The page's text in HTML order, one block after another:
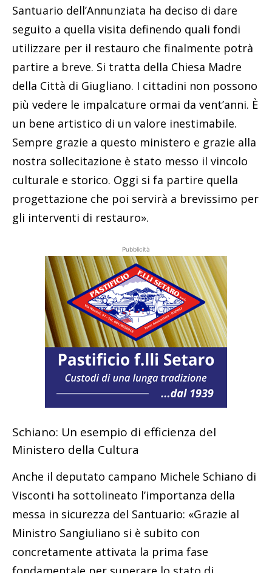
Santuario dell’Annunziata ha deciso di dare
seguito a quella visita definendo quali fondi
utilizzare per il restauro che finalmente potrà
partire a breve. Si tratta della Chiesa Madre
della Città di Giugliano. I cittadini non possono
più vedere le impalcature ormai da vent’anni. È
un bene artistico di un valore inestimabile.
Sempre grazie a questo ministero e grazie alla
nostra sollecitazione è stato messo il vincolo
culturale e storico. Oggi si fa partire quella
progettazione che poi servirà a brevissimo per
gli interventi di restauro».
Pubblicità
Schiano: Un esempio di efficienza del
Ministero della Cultura
Anche il deputato campano Michele Schiano di
Visconti ha sottolineato l’importanza della
messa in sicurezza del Santuario: «Grazie al
Ministro Sangiuliano si è subito con
concretamente attivata la prima fase